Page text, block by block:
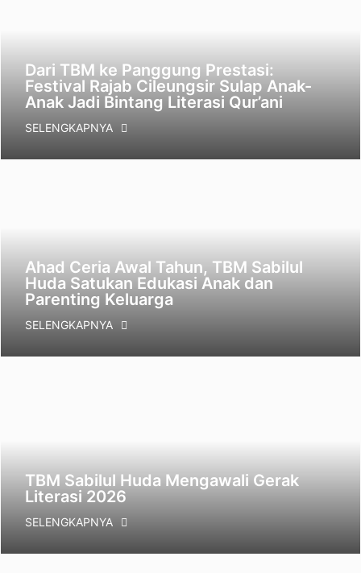
Dari TBM ke Panggung Prestasi:
Festival Rajab Cileungsir Sulap Anak-
Anak Jadi Bintang Literasi Qur’ani
SELENGKAPNYA
Ahad Ceria Awal Tahun, TBM Sabilul
Huda Satukan Edukasi Anak dan
Parenting Keluarga
SELENGKAPNYA
TBM Sabilul Huda Mengawali Gerak
Literasi 2026
SELENGKAPNYA